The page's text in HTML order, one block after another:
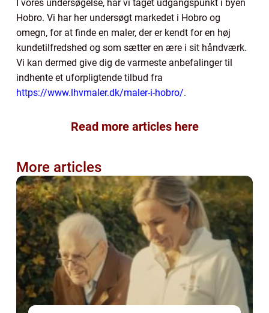
I vores undersøgelse, har vi taget udgangspunkt i byen
Hobro. Vi har her undersøgt markedet i Hobro og
omegn, for at finde en maler, der er kendt for en høj
kundetilfredshed og som sætter en ære i sit håndværk.
Vi kan dermed give dig de varmeste anbefalinger til
indhente et uforpligtende tilbud fra
https://www.lhvmaler.dk/maler-i-hobro/.
Read more articles here
More articles